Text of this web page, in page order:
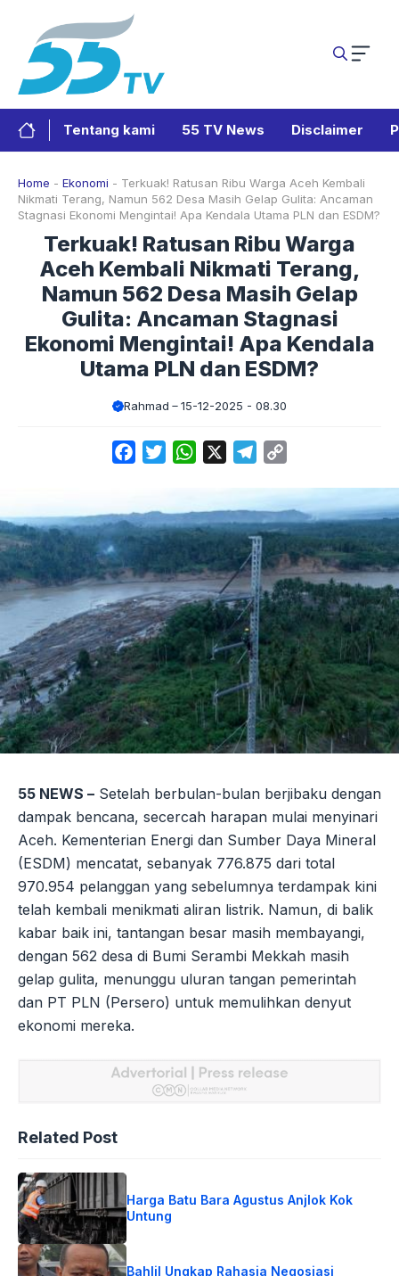
Tentang kami 55 TV News Disclaimer
Home - Ekonomi - Terkuak! Ratusan Ribu Warga Aceh Kembali
Nikmati Terang, Namun 562 Desa Masih Gelap Gulita: Ancaman
Stagnasi Ekonomi Mengintai! Apa Kendala Utama PLN dan ESDM?
Terkuak! Ratusan Ribu Warga
Aceh Kembali Nikmati Terang,
Namun 562 Desa Masih Gelap
Gulita: Ancaman Stagnasi
Ekonomi Mengintai! Apa Kendala
Utama PLN dan ESDM?
Rahmad 15-12-2025 - 08.30
FacebookTwitterWhatsApp Telegram
55 NEWS – Setelah berbulan-bulan berjibaku dengan
dampak bencana, secercah harapan mulai menyinari
Aceh. Kementerian Energi dan Sumber Daya Mineral
(ESDM) mencatat, sebanyak 776.875 dari total
970.954 pelanggan yang sebelumnya terdampak kini
telah kembali menikmati aliran listrik. Namun, di balik
kabar baik ini, tantangan besar masih membayangi,
dengan 562 desa di Bumi Serambi Mekkah masih
gelap gulita, menunggu uluran tangan pemerintah
dan PT PLN (Persero) untuk memulihkan denyut
ekonomi mereka.
Related Post
Harga Batu Bara Agustus Anjlok Kok
Untung
Bahlil Ungkap Rahasia Negosiasi